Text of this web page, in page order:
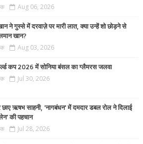
Aug 06, 2026
ने गुस्से में दरवाज़े पर मारी लात, क्या उन्हें शो छोड़ने से
खान?
Aug 03, 2026
कप 2026 में सोनिया बंसल का ग्लैमरस जलवा
Jul 30, 2026
छाए ऋषभ साहनी, 'नागबंधन' में दमदार डबल रोल ने दिलाई
की पहचान
Jul 28, 2026